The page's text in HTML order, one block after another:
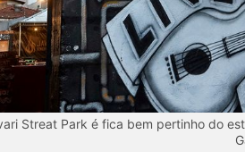
Streat Park é fica bem pertinho do